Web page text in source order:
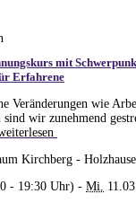
mit
Erfahrene
Veränderungen wie
wir zunehmend
Kirchberg -
- 19:30 Uhr) - Mi.